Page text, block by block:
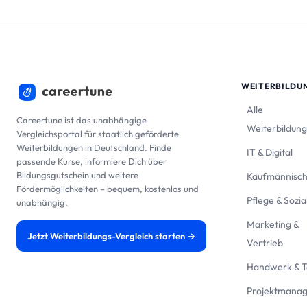
Careertune ist das unabhängige
Vergleichsportal für staatlich geförderte
Weiterbildungen in Deutschland. Finde
passende Kurse, informiere Dich über
Bildungsgutschein und weitere
Fördermöglichkeiten – bequem, kostenlos und
unabhängig.
Jetzt Weiterbildungs-Vergleich starten →
Alle
IT & Digital
Kaufmännisch
Pflege &
Marketing &
Vertrieb
Handwerk &